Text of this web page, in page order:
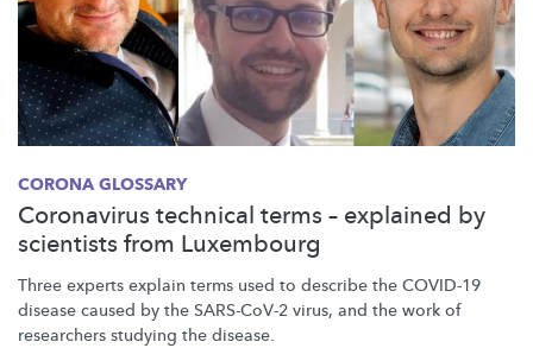
CORONA GLOSSARY
Coronavirus technical terms – explained by
scientists from Luxembourg
Three experts explain terms used to describe the COVID-19
disease caused by the SARS-CoV-2 virus, and the work of
researchers studying the disease.